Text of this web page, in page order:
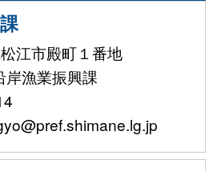
江市殿町１番地
岸漁業振興課